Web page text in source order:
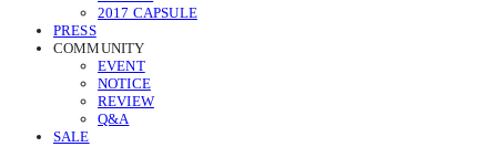
2017 CAPSULE
PRESS
COMMUNITY
EVENT
NOTICE
REVIEW
Q&A
SALE